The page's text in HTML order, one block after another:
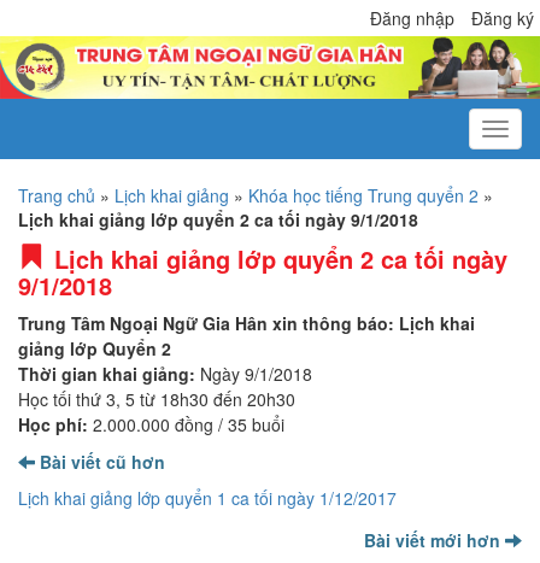
Đăng nhập Đăng ký
Trang chủ » Lịch khai giảng » Khóa học tiếng Trung quyển 2 »
Lịch khai giảng lớp quyển 2 ca tối ngày 9/1/2018
Lịch khai giảng lớp quyển 2 ca tối ngày
9/1/2018
Trung Tâm Ngoại Ngữ Gia Hân xin thông báo: Lịch khai
giảng lớp Quyển 2
Thời gian khai giảng: Ngày 9/1/2018
Học tối thứ 3, 5 từ 18h30 đến 20h30
Học phí: 2.000.000 đồng / 35 buổi
Bài viết cũ hơn
Lịch khai giảng lớp quyển 1 ca tối ngày 1/12/2017
Bài viết mới hơn